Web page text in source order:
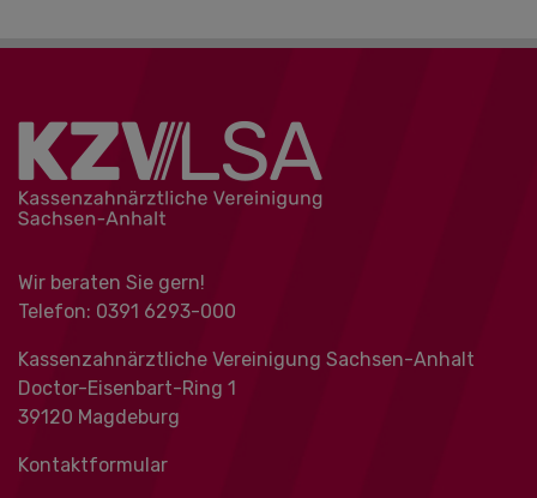
Wir beraten Sie gern!
Telefon: 0391 ‍6293-000
Kassenzahnärztliche Vereinigung Sachsen-Anhalt
Doctor-Eisenbart-Ring 1
39120 Magdeburg
Kontaktformular